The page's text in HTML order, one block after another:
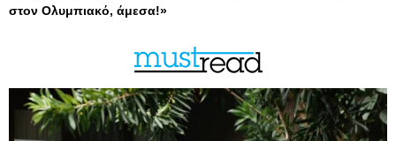
στον Ολυμπιακό, άμεσα!»